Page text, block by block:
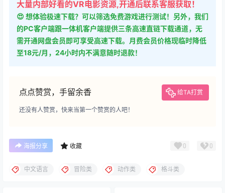
大量内部好看的VR电影资源,开通后联系客服获取！
😍 想体验极速下载？可以筛选免费游戏进行测试！另外，我们
的PC客户端跟一体机客户端提供三条高速直链下载通道，无
需开通网盘会员即可享受高速下载。月费会员价格现临时降低
至18元/月，24小时内不满意随时退款！
点点赞赏，手留余香 给TA打赏
还没有人赞赏，快来当第一个赞赏的人吧！
海报分享 收藏 0 0
中文语言 冒险类 动作类 格斗类